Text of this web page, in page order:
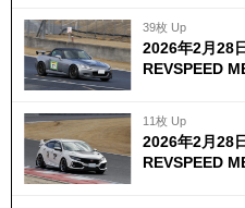
39枚 Up
2026年2月28
REVSPEED
11枚 Up
2026年2月28
REVSPEED